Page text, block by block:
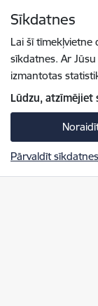
Sīkdatnes
Lai šī
sīkdatnes. Ar
izmantotas
Lūdzu, atzīmējiet
Pārvaldīt sīkdatnes